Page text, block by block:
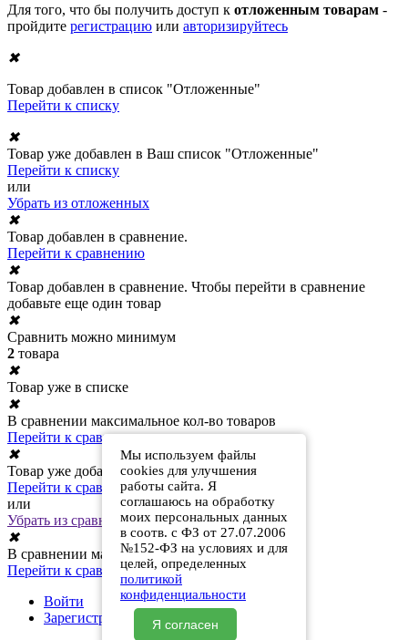
Мы используем файлы
cookies для улучшения
работы сайта. Я
соглашаюсь на обработку
моих персональных данных
в соотв. с ФЗ от 27.07.2006
№152-ФЗ на условиях и для
целей, определенных
политикой
конфиденциальности
Я согласен
Для того, что бы получить доступ к отложенным товарам -
пройдите регистрацию или авторизируйтесь
✖
Товар добавлен в список "Отложенные"
Перейти к списку
✖
Товар уже добавлен в Ваш список "Отложенные"
Перейти к списку
или
Убрать из отложенных
✖
Товар добавлен в сравнение.
Перейти к сравнению
✖
Товар добавлен в сравнение. Чтобы перейти в сравнение
добавьте еще один товар
✖
Сравнить можно минимум
2 товара
✖
Товар уже в списке
✖
В сравнении максимальное кол-во товаров
Перейти к сравнению
✖
Товар уже добавлен в сравнение
Перейти к сравнению
или
Убрать из сравнения
✖
В сравнении максимальное кол-во товаров
Перейти к сравнению
Войти
Зарегистрироваться